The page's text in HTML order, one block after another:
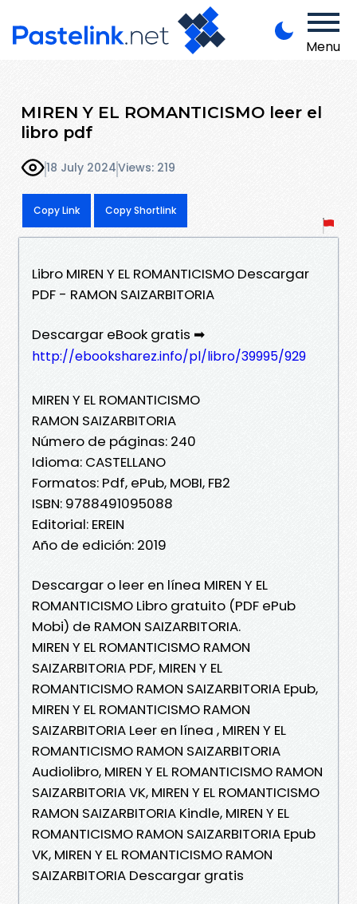
Menu
MIREN Y EL ROMANTICISMO leer el
libro pdf
18 July 2024Views: 219
Copy Link Copy Shortlink
Libro MIREN Y EL ROMANTICISMO Descargar
PDF - RAMON SAIZARBITORIA
Descargar eBook gratis ➡
http://ebooksharez.info/pl/libro/39995/929
MIREN Y EL ROMANTICISMO
RAMON SAIZARBITORIA
Número de páginas: 240
Idioma: CASTELLANO
Formatos: Pdf, ePub, MOBI, FB2
ISBN: 9788491095088
Editorial: EREIN
Año de edición: 2019
Descargar o leer en línea MIREN Y EL
ROMANTICISMO Libro gratuito (PDF ePub
Mobi) de RAMON SAIZARBITORIA.
MIREN Y EL ROMANTICISMO RAMON
SAIZARBITORIA PDF, MIREN Y EL
ROMANTICISMO RAMON SAIZARBITORIA Epub,
MIREN Y EL ROMANTICISMO RAMON
SAIZARBITORIA Leer en línea , MIREN Y EL
ROMANTICISMO RAMON SAIZARBITORIA
Audiolibro, MIREN Y EL ROMANTICISMO RAMON
SAIZARBITORIA VK, MIREN Y EL ROMANTICISMO
RAMON SAIZARBITORIA Kindle, MIREN Y EL
ROMANTICISMO RAMON SAIZARBITORIA Epub
VK, MIREN Y EL ROMANTICISMO RAMON
SAIZARBITORIA Descargar gratis